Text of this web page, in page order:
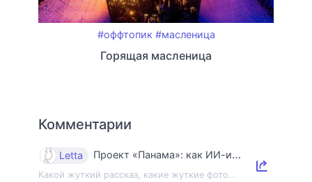
#оффтопик #масленица
Горящая масленица
Комментарии
Letta Проект «Панама»: как ИИ-индустрия уничтожает книги и знания
Какой жуткий рассказ, какие жуткие фото…